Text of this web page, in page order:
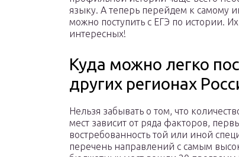
языку. А теперь перейдем к самому
можно поступить с ЕГЭ по истории.
интересных!
Куда можно легко
других регионах
Нельзя забывать о том, что
мест зависит от ряда факторов,
востребованность той или иной
перечень направлений с самым